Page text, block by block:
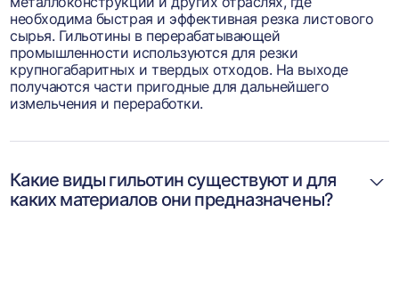
необходима быстрая и эффективная резка листового
сырья. Гильотины в перерабатывающей
промышленности используются для резки
крупногабаритных и твердых отходов. На выходе
получаются части пригодные для дальнейшего
измельчения и переработки.
Какие виды гильотин существуют и для
каких материалов они предназначены?